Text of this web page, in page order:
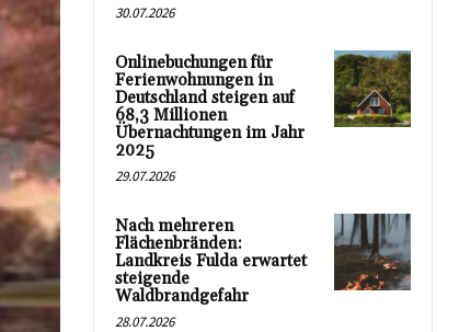
30.07.2026
Onlinebuchungen für
Ferienwohnungen in
Deutschland steigen auf
68,3 Millionen
Übernachtungen im Jahr
2025
29.07.2026
Nach mehreren
Flächenbränden:
Landkreis Fulda erwartet
steigende
Waldbrandgefahr
28.07.2026